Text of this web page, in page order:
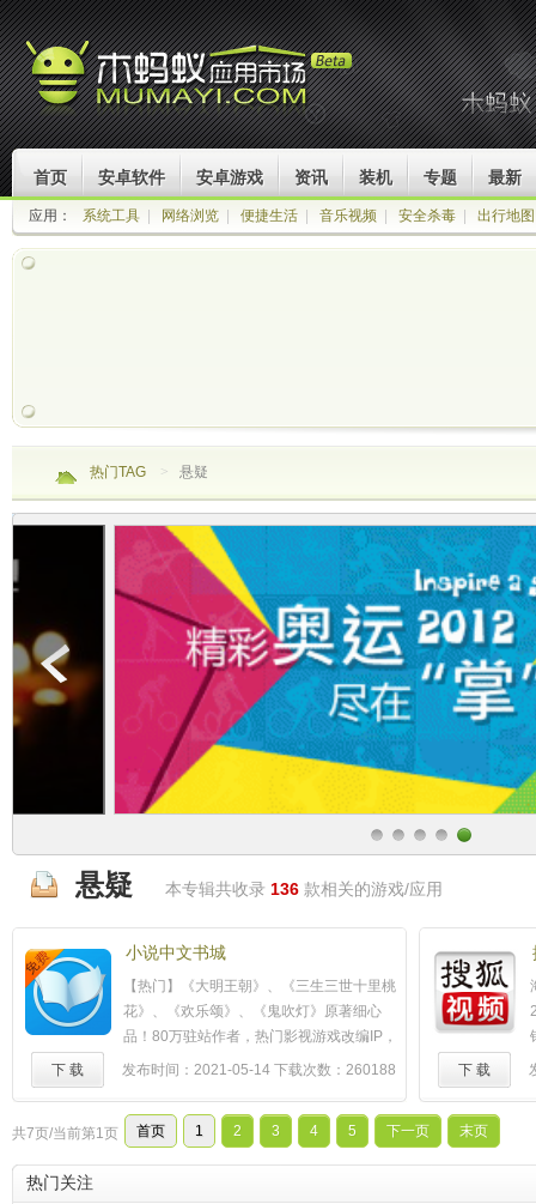
首页 安卓软件 安卓游戏 资讯 装机 专题 最新
应用： 系统工具 网络浏览 便捷生活 音乐视频 安全杀毒 出行地图
热门TAG > 悬疑
悬疑 本专辑共收录 136 款相关的游戏/应用
小说中文书城
【热门】《大明王朝》、《三生三世十里桃
花》、《欢乐颂》、《鬼吹灯》原著细心
品！80万驻站作者，热门影视游戏改编IP，
百万图书资源！【随意阅读】新手赠万本畅
用愁！【下载】女生：何以笙萧默、云中
歌、长相思、后宫甄嬛、三生三世十里桃
花、十五年等待候鸟，言情、青春、校园、
下 载 发布时间：2021-05-14 下载次数：260188 下 载
共7页/当前第1页 首页 1 2 3 4 5 下一页 末页
热门关注